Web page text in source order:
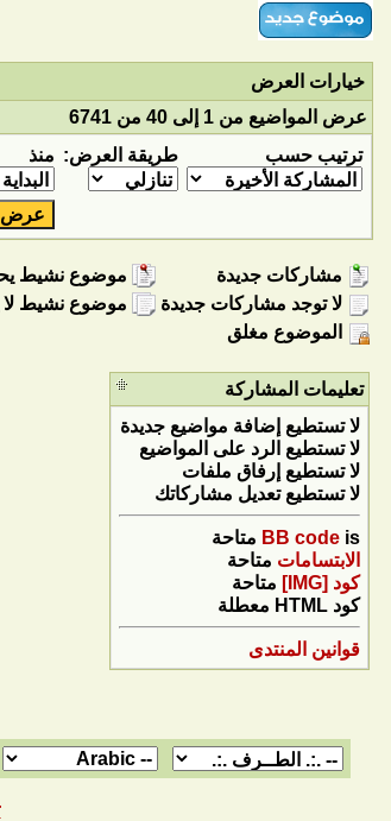
خيارات العرض
عرض المواضيع من 1 إلى 40 من 6741
ترتيب حسب
طريقة العرض: منذ
مشاركات جديدة
موضوع نشيط
لا توجد مشاركات جديدة
موضوع نشيط
الموضوع مغلق
تعليمات المشاركة
لا تستطيع إضافة مواضيع جديدة
لا تستطيع الرد على المواضيع
لا تستطيع إرفاق ملفات
لا تستطيع تعديل مشاركاتك
BB code is
متاحة
الابتسامات متاحة
كود [IMG]
متاحة
كود HTML
معطلة
قوانين المنتدى